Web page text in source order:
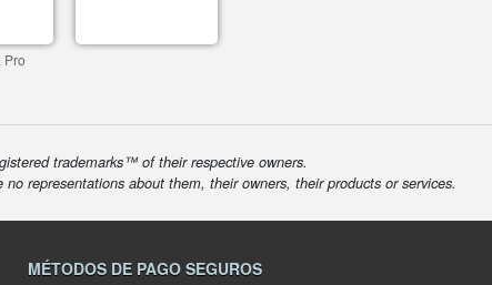
Pro
trademarks™ of their respective owners.
representations about them, their owners, their products or services.
MÉTODOS DE PAGO SEGUROS